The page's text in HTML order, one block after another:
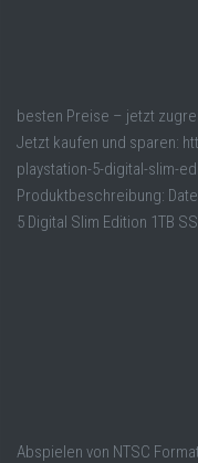
besten Preise – jetzt
Jetzt kaufen und sparen:
playstation-5-digital-slim-
Produktbeschreibung:
5 Digital Slim Edition 1TB
Abspielen von NTSC